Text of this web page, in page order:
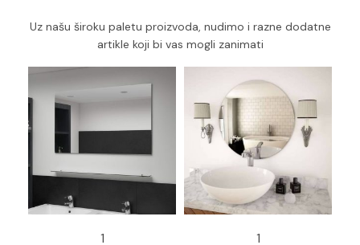
Uz našu široku paletu proizvoda, nudimo i razne dodatne
artikle koji bi vas mogli zanimati